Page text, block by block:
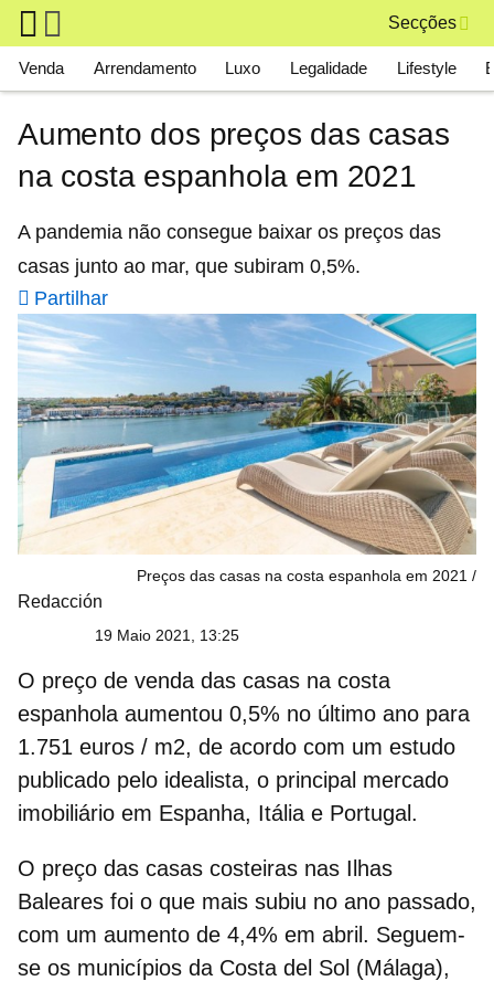
Skip to main content
Secções
Main navigation
Venda Arrendamento Luxo Legalidade Lifestyle
Aumento dos preços das casas
na costa espanhola em 2021
A pandemia não consegue baixar os preços das
casas junto ao mar, que subiram 0,5%.
Partilhar
Preços das casas na costa espanhola em 2021
Redacción
19 Maio 2021, 13:25
O preço de venda das casas na costa
espanhola aumentou 0,5% no último ano para
1.751 euros / m2, de acordo com um estudo
publicado pelo idealista, o principal mercado
imobiliário em Espanha, Itália e Portugal.
O preço das casas costeiras nas Ilhas
Baleares foi o que mais subiu no ano passado,
com um aumento de 4,4% em abril. Seguem-
se os municípios da Costa del Sol (Málaga),